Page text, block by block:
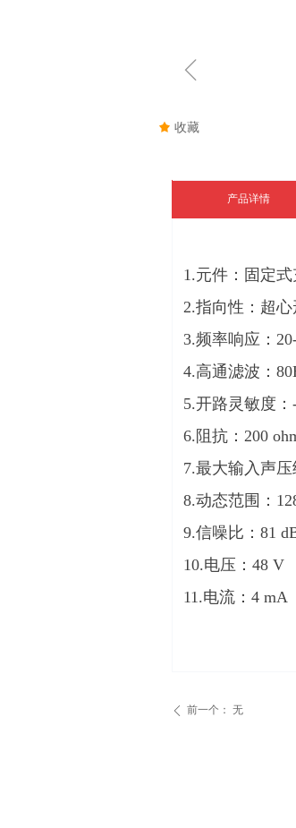
ꁆ
끄 收藏
产品详情
1.元件：固定
2.指向性：超
3.频率响应：
4.高通滤波：
5.开路灵敏度：
6.阻抗：200
7.最大输入声压
8.动态范围：
9.信噪比：81
10.电压：48 V
11.电流：4 mA
ꄴ 前一个： 无